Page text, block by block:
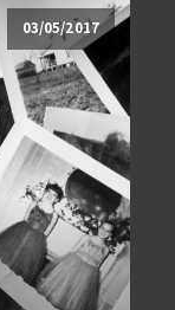
03/05/2017